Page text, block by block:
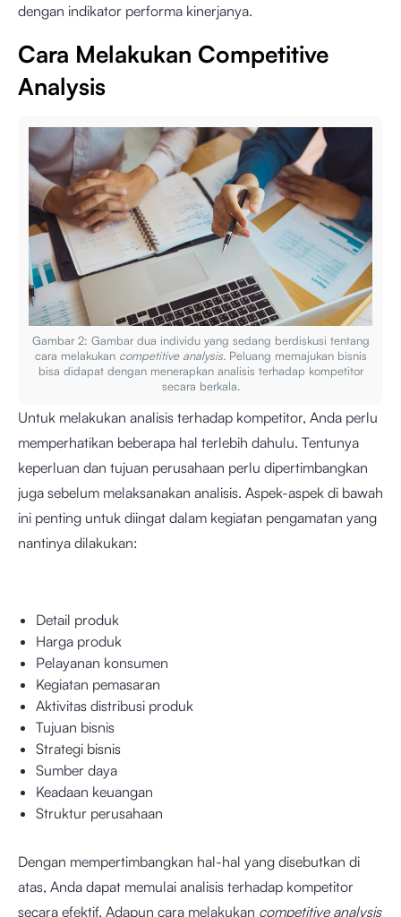
dengan indikator performa kinerjanya.
Cara Melakukan Competitive
Analysis
Gambar 2: Gambar dua individu yang sedang berdiskusi tentang
cara melakukan competitive analysis. Peluang memajukan bisnis
bisa didapat dengan menerapkan analisis terhadap kompetitor
secara berkala.
Untuk melakukan analisis terhadap kompetitor, Anda perlu
memperhatikan beberapa hal terlebih dahulu. Tentunya
keperluan dan tujuan perusahaan perlu dipertimbangkan
juga sebelum melaksanakan analisis. Aspek-aspek di bawah
ini penting untuk diingat dalam kegiatan pengamatan yang
nantinya dilakukan:
Detail produk
Harga produk
Pelayanan konsumen
Kegiatan pemasaran
Aktivitas distribusi produk
Tujuan bisnis
Strategi bisnis
Sumber daya
Keadaan keuangan
Struktur perusahaan
Dengan mempertimbangkan hal-hal yang disebutkan di
atas, Anda dapat memulai analisis terhadap kompetitor
secara efektif. Adapun cara melakukan competitive analysis